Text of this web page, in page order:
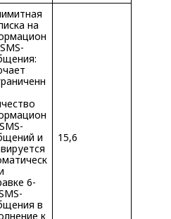
на
и
6-
в
к
15,6